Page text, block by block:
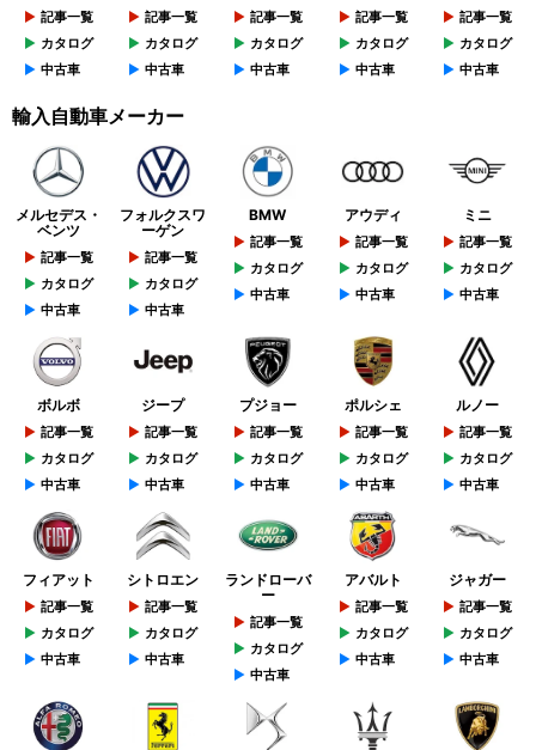
記事一覧
カタログ
中古車
記事一覧
カタログ
中古車
記事一覧
カタログ
中古車
記事一覧
カタログ
中古車
記事一覧
カタログ
中古車
輸入自動車メーカー
メルセデス・
ベンツ
記事一覧
カタログ
中古車
フォルクスワ
ーゲン
記事一覧
カタログ
中古車
BMW
記事一覧
カタログ
中古車
アウディ
記事一覧
カタログ
中古車
ミニ
記事一覧
カタログ
中古車
ボルボ
記事一覧
カタログ
中古車
ジープ
記事一覧
カタログ
中古車
プジョー
記事一覧
カタログ
中古車
ポルシェ
記事一覧
カタログ
中古車
ルノー
記事一覧
カタログ
中古車
フィアット
記事一覧
カタログ
中古車
シトロエン
記事一覧
カタログ
中古車
ランドローバ
ー
記事一覧
カタログ
中古車
アバルト
記事一覧
カタログ
中古車
ジャガー
記事一覧
カタログ
中古車